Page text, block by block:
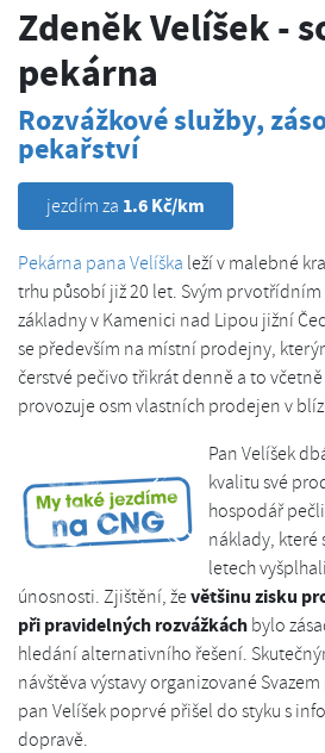
Zdeněk Velíšek -
pekárna
Rozvážkové služby,
pekařství
jezdím za 1.6 Kč/km
Pekárna pana Velíška leží v malebné
trhu působí již 20 let. Svým prvotřídním
základny v Kamenici nad Lipou jižní
se především na místní prodejny,
čerstvé pečivo třikrát denně a to
provozuje osm vlastních prodejen v
Pan Velíšek
kvalitu své
hospodář
náklady, které
letech
únosnosti. Zjištění, ževětšinu zisku
při pravidelných rozvážkách bylo
hledání alternativního řešení.
návštěva výstavy organizované
pan Velíšek poprvé přišel do styku s
dopravě.